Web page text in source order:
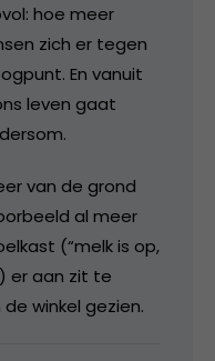
hoe meer
zich er tegen
En vanuit
leven gaat
van de grond
al meer
(“melk is op,
er aan zit te
winkel gezien.